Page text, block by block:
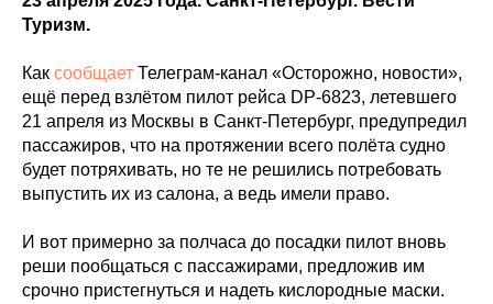
Туризм.
Как сообщает Телеграм-канал «Осторожно, новости»,
ещё перед взлётом пилот рейса DP-6823, летевшего
21 апреля из Москвы в Санкт-Петербург, предупредил
пассажиров, что на протяжении всего полёта судно
будет потряхивать, но те не решились потребовать
выпустить их из салона, а ведь имели право.
И вот примерно за полчаса до посадки пилот вновь
реши пообщаться с пассажирами, предложив им
срочно пристегнуться и надеть кислородные маски.